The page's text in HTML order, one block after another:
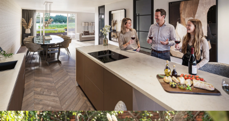
Leef de Ruimte, de Akkers